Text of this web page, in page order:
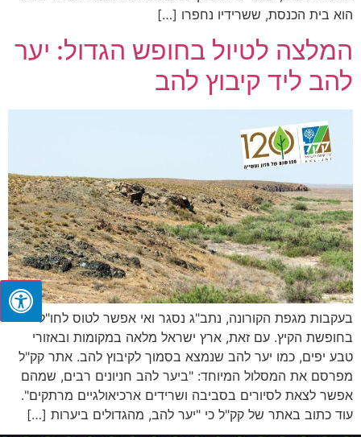
הוא בית הכנסת, ששרידיו נחפרו […]
המלצה לטיול בחופש הגדול: יער
להב ליד קיבוץ להב
בעקבות מגפת הקורונה, נתב"ג נסגר ואי אפשר לטוס לחו"ל
בחופשת הקיץ. עם זאת, ארץ ישראל מלאה במקומות ובאזורי
טבע יפים, כמו יער להב שנמצא בסמוך לקיבוץ להב. אתר קק"ל
מפרסם את המסלול המיוחד: "ביער להב חניונים רבים, שמהם
אפשר לצאת לסיורים בסביבה ושרידים ארכיאולגיים מרתקים".
עוד כתוב באתר של קק"ל כי "יער להב, מהגדולים ביערות […]